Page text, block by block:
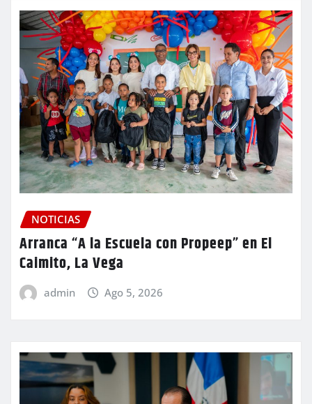
NOTICIAS
Arranca “A la Escuela con Propeep” en El
Caimito, La Vega
admin Ago 5, 2026